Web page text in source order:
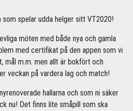
som spelar udda helger sitt VT2020!
möten med både nya och gamla
med certifikat på den appen som vi
mål m.m. men allt är bokfört och
veckan på vardera lag och match!
hallarna och som ni säker
nu! Det finns lite småpill som ska